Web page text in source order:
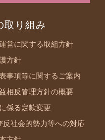
取り組み
営に関する取組方針
方針
事項等に関するご案内
相反管理方針の概要
係る定款変更
反社会的勢力等への対応